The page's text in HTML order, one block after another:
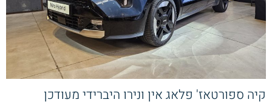
קיה ספורטאז' פלאג אין ונירו היברידי מעודכן